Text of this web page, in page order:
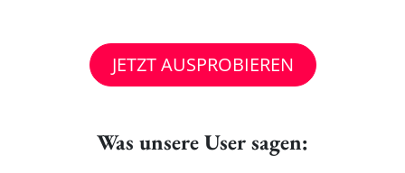
JETZT AUSPROBIEREN
Was unsere User sagen: